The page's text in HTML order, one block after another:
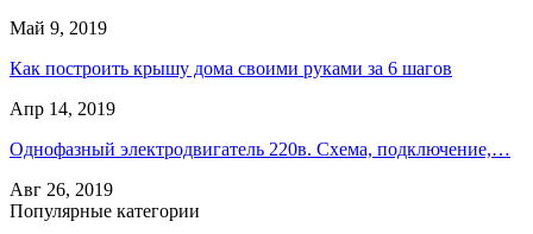
Май 9, 2019
Как построить крышу дома своими руками за 6 шагов
Апр 14, 2019
Однофазный электродвигатель 220в. Схема, подключение,…
Авг 26, 2019
Популярные категории